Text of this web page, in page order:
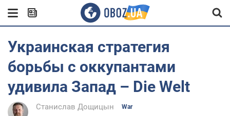
Украинская стратегия
борьбы с оккупантами
удивила Запад – Die Welt
Станислав Дощицын War